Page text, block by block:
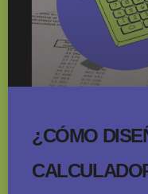
¿CÓMO